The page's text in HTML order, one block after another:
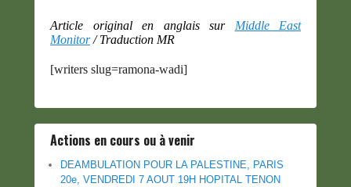
Article original en anglais sur Middle East
Monitor/ Traduction MR
[writers slug=ramona-wadi]
Actions en cours ou à venir
DEAMBULATION POUR LA PALESTINE, PARIS
20e, VENDREDI 7 AOUT 19H HOPITAL TENON